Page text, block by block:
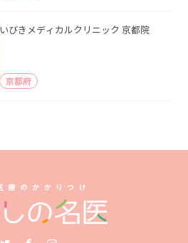
いびきメディカルクリニック 京都院
京都府